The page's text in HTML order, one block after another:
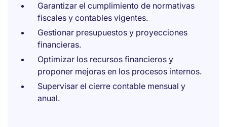
Garantizar el cumplimiento de normativas
fiscales y contables vigentes.
Gestionar presupuestos y proyecciones
financieras.
Optimizar los recursos financieros y
proponer mejoras en los procesos internos.
Supervisar el cierre contable mensual y
anual.